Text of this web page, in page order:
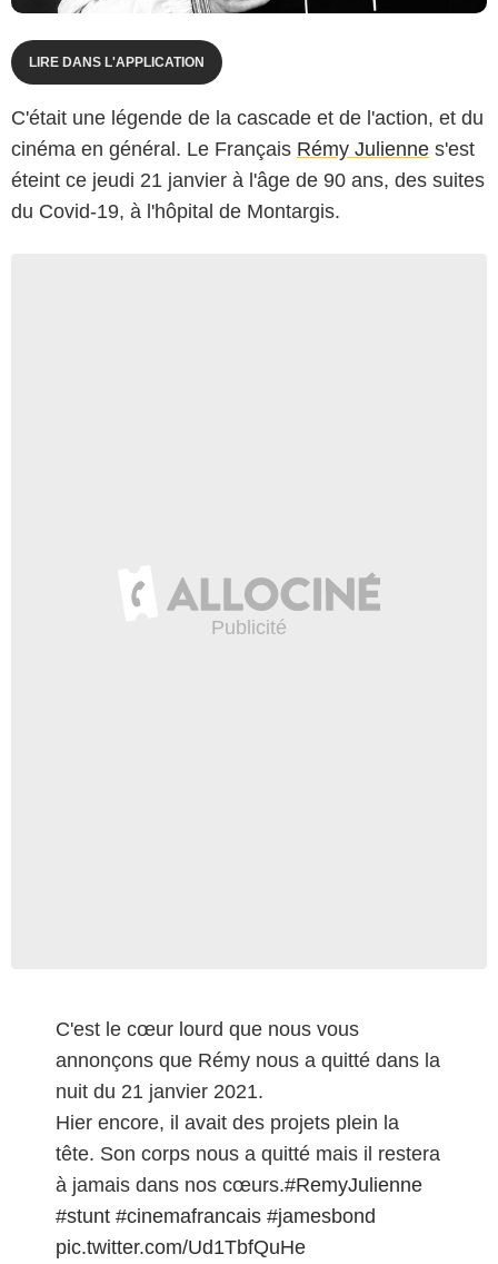
LIRE DANS L'APPLICATION
C'était une légende de la cascade et de l'action, et du
cinéma en général. Le Français Rémy Julienne s'est
éteint ce jeudi 21 janvier à l'âge de 90 ans, des suites
du Covid-19, à l'hôpital de Montargis.
C'est le cœur lourd que nous vous
annonçons que Rémy nous a quitté dans la
nuit du 21 janvier 2021.
Hier encore, il avait des projets plein la
tête. Son corps nous a quitté mais il restera
à jamais dans nos cœurs.#RemyJulienne
#stunt #cinemafrancais #jamesbond
pic.twitter.com/Ud1TbfQuHe